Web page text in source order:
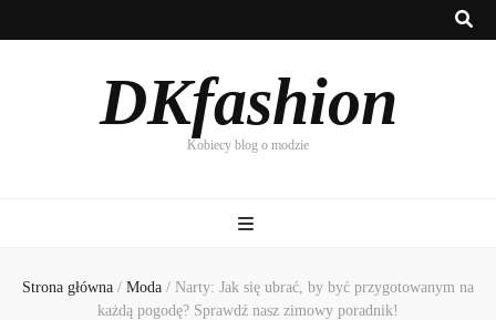
DKfashion
Kobiecy blog o modzie
Strona główna / Moda / Narty: Jak się ubrać, by być przygotowanym na
każdą pogodę? Sprawdź nasz zimowy poradnik!